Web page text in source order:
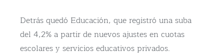
Detrás quedó Educación, que registró una suba
del 4,2% a partir de nuevos ajustes en cuotas
escolares y servicios educativos privados.